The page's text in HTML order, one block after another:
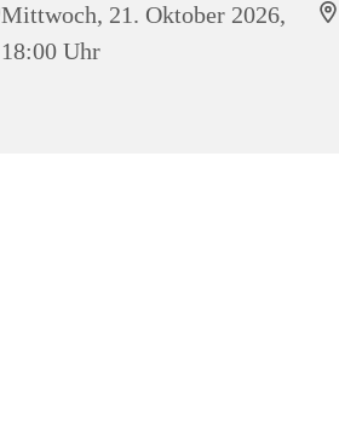
Mittwoch, 21. Oktober 2026,
18:00 Uhr